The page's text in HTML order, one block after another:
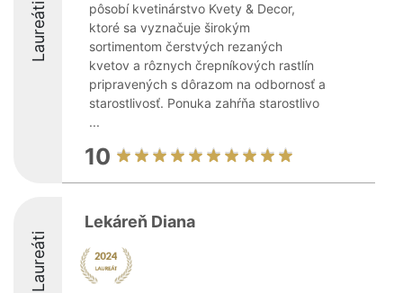
Laureáti
pôsobí kvetinárstvo Kvety & Decor,
ktoré sa vyznačuje širokým
sortimentom čerstvých rezaných
kvetov a rôznych črepníkových rastlín
pripravených s dôrazom na odbornosť a
starostlivosť. Ponuka zahŕňa starostlivo
...
10
Laureáti
Lekáreň Diana